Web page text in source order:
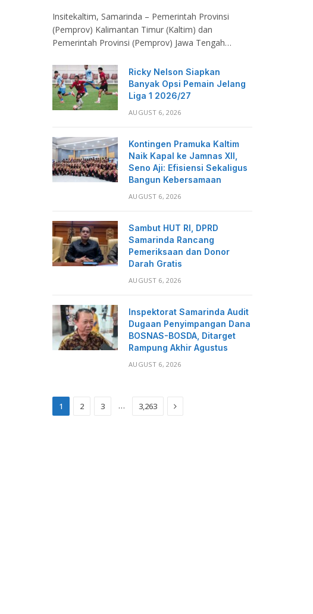
Insitekaltim, Samarinda – Pemerintah Provinsi
(Pemprov) Kalimantan Timur (Kaltim) dan
Pemerintah Provinsi (Pemprov) Jawa Tengah…
Ricky Nelson Siapkan
Banyak Opsi Pemain Jelang
Liga 1 2026/27
AUGUST 6, 2026
Kontingen Pramuka Kaltim
Naik Kapal ke Jamnas XII,
Seno Aji: Efisiensi Sekaligus
Bangun Kebersamaan
AUGUST 6, 2026
Sambut HUT RI, DPRD
Samarinda Rancang
Pemeriksaan dan Donor
Darah Gratis
AUGUST 6, 2026
Inspektorat Samarinda Audit
Dugaan Penyimpangan Dana
BOSNAS-BOSDA, Ditarget
Rampung Akhir Agustus
AUGUST 6, 2026
1 2 3 … 3,263 Next